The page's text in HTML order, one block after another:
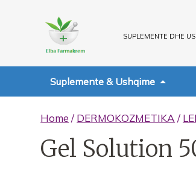
SUPLEMENTE DHE
Suplemente & Ushqime
Home / DERMOKOZMETIKA /
Gel Solution